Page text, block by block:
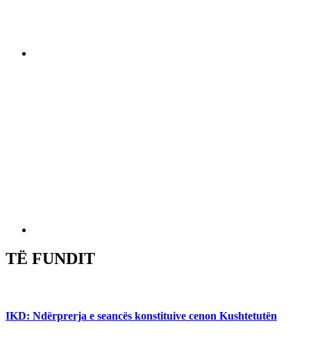
TË FUNDIT
IKD: Ndërprerja e seancës konstituive cenon Kushtetutën